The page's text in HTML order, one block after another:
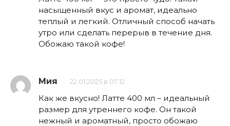
насыщенный вкус и аромат, идеально
теплый и легкий. Отличный способ начать
утро или сделать перерыв в течение дня.
Обожаю такой кофе!
Мия 22.01.2025 в 07:12
Как же вкусно! Латте 400 мл – идеальный
размер для утреннего кофе. Он такой
нежный и ароматный, просто обожаю